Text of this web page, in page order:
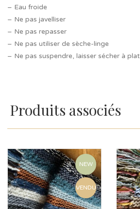
– Eau froide
– Ne pas javelliser
– Ne pas repasser
– Ne pas utiliser de sèche-linge
– Ne pas suspendre, laisser sécher à plat
Produits associés
NEW
VENDU